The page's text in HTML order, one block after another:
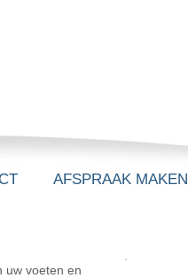
AFSPRAAK MAKEN
uw voeten en